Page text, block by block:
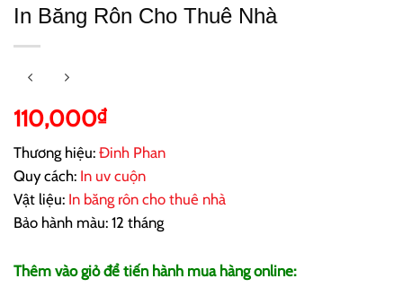
In Băng Rôn Cho Thuê Nhà
110,000₫
Thương hiệu: Đinh Phan
Quy cách: In uv cuộn
Vật liệu: In băng rôn cho thuê nhà
Bảo hành màu: 12 tháng
Thêm vào giỏ để tiến hành mua hàng online: